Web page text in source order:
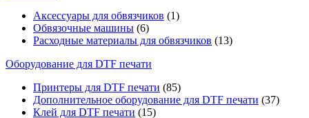
Аксессуары для обвязчиков (1)
Обвязочные машины (6)
Расходные материалы для обвязчиков (13)
Оборудование для DTF печати
Принтеры для DTF печати (85)
Дополнительное оборудование для DTF печати (37)
Клей для DTF печати (15)